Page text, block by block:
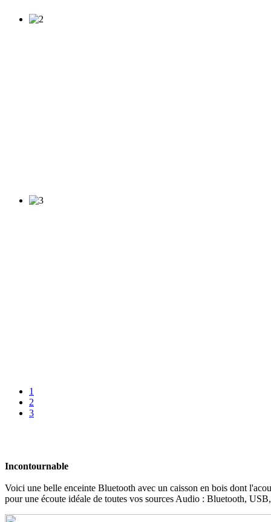
1
2
3
Incontournable
Voici une belle enceinte Bluetooth avec un caisson en bois dont
pour une écoute idéale de toutes vos sources Audio : Bluetooth,